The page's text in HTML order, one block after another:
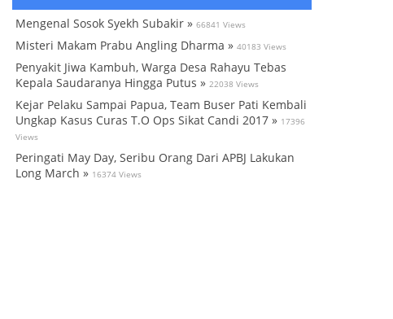
Mengenal Sosok Syekh Subakir » 66841 Views
Misteri Makam Prabu Angling Dharma » 40183 Views
Penyakit Jiwa Kambuh, Warga Desa Rahayu Tebas
Kepala Saudaranya Hingga Putus » 22038 Views
Kejar Pelaku Sampai Papua, Team Buser Pati Kembali
Ungkap Kasus Curas T.O Ops Sikat Candi 2017 » 17396
Views
Peringati May Day, Seribu Orang Dari APBJ Lakukan
Long March » 16374 Views